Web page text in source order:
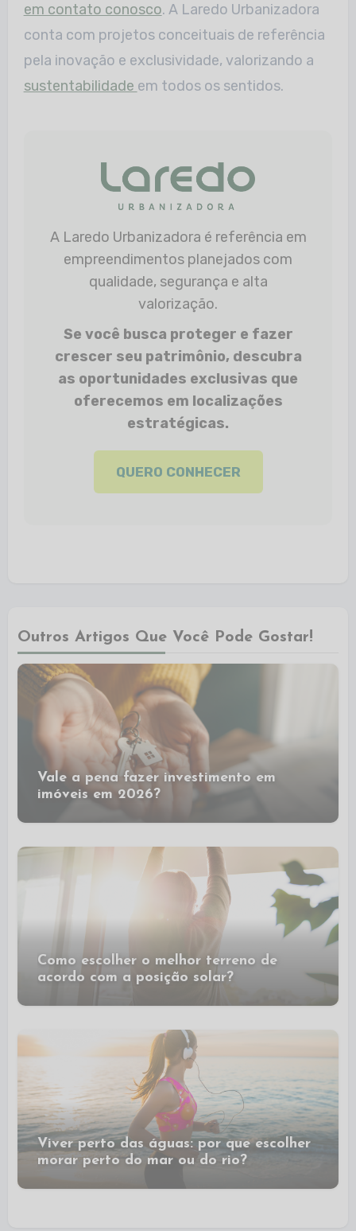
em contato conosco. A Laredo Urbanizadora
conta com projetos conceituais de referência
pela inovação e exclusividade, valorizando a
sustentabilidade em todos os sentidos.
A Laredo Urbanizadora é referência em
empreendimentos planejados com
qualidade, segurança e alta
valorização.
Se você busca proteger e fazer
crescer seu patrimônio, descubra
as oportunidades exclusivas que
oferecemos em localizações
estratégicas.
QUERO CONHECER
Outros Artigos Que Você Pode Gostar!
Vale a pena fazer investimento em
imóveis em 2026?
Como escolher o melhor terreno de
acordo com a posição solar?
Viver perto das águas: por que escolher
morar perto do mar ou do rio?